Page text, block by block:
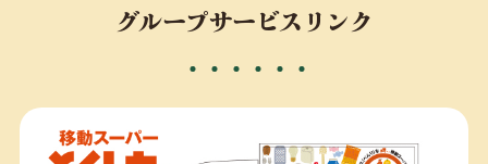
グループサービスリンク